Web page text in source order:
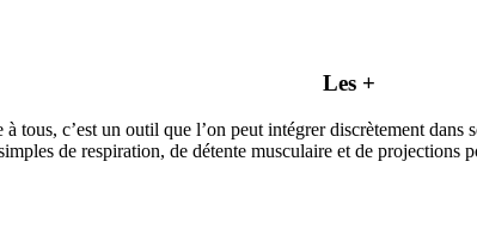
Les +
à tous, c’est un outil que l’on peut intégrer discrètement
de respiration, de détente musculaire et de